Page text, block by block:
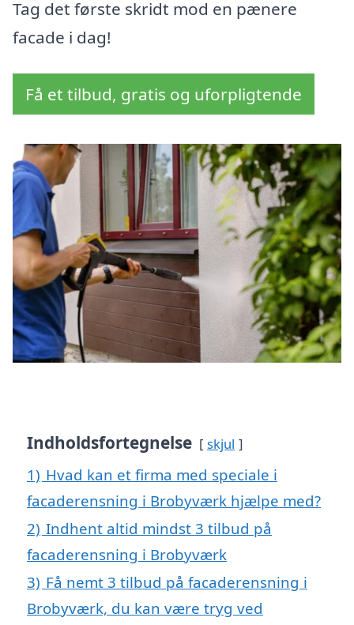
Tag det første skridt mod en pænere
facade i dag!
Få et tilbud, gratis og uforpligtende
Indholdsfortegnelse skjul
1) Hvad kan et firma med speciale i
facaderensning i Brobyværk hjælpe med?
2) Indhent altid mindst 3 tilbud på
facaderensning i Brobyværk
3) Få nemt 3 tilbud på facaderensning i
Brobyværk, du kan være tryg ved